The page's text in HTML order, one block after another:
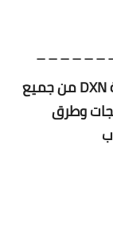
▪️للحصول على معلومات أكثر عن شركة DXN من جميع
وطرق